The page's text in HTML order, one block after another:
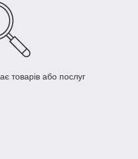
товарів або послуг